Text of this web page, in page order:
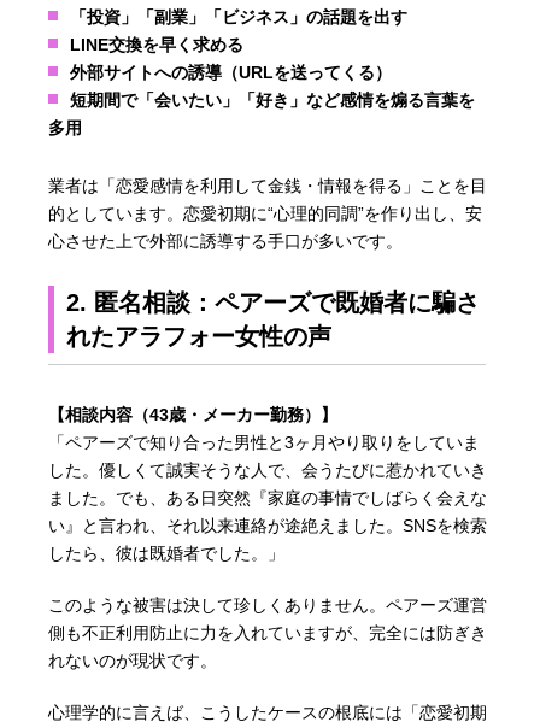
「投資」「副業」「ビジネス」の話題を出す
LINE交換を早く求める
外部サイトへの誘導（URLを送ってくる）
短期間で「会いたい」「好き」など感情を煽る言葉を
多用
業者は「恋愛感情を利用して金銭・情報を得る」ことを目
的としています。恋愛初期に“心理的同調”を作り出し、安
心させた上で外部に誘導する手口が多いです。
2. 匿名相談：ペアーズで既婚者に騙さ
れたアラフォー女性の声
【相談内容（43歳・メーカー勤務）】
「ペアーズで知り合った男性と3ヶ月やり取りをしていま
した。優しくて誠実そうな人で、会うたびに惹かれていき
ました。でも、ある日突然『家庭の事情でしばらく会えな
い』と言われ、それ以来連絡が途絶えました。SNSを検索
したら、彼は既婚者でした。」
このような被害は決して珍しくありません。ペアーズ運営
側も不正利用防止に力を入れていますが、完全には防ぎき
れないのが現状です。
心理学的に言えば、こうしたケースの根底には「恋愛初期